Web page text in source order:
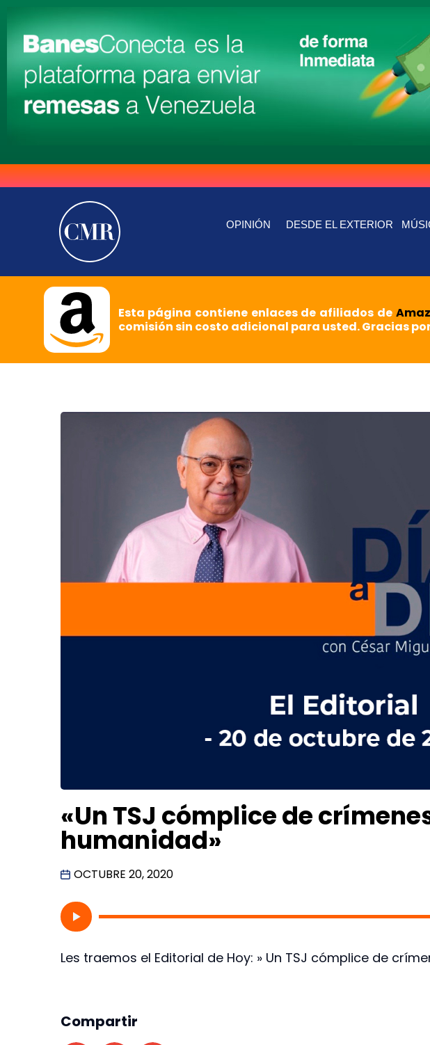
OPINIÓN DESDE EL EXTERIOR
Esta página contiene enlaces de afiliados de
comisión sin costo adicional para usted. Gracias
«Un TSJ cómplice de
humanidad»
OCTUBRE 20, 2020
Les traemos el Editorial de Hoy: » Un TSJ cómplice de
Compartir